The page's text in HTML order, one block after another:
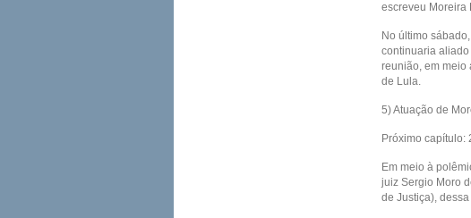
escreveu Moreira
No último
continuaria
reunião, em meio
de Lula.
5) Atuação de
Próximo capítulo:
Em meio à
juiz Sergio Moro
de Justiça),